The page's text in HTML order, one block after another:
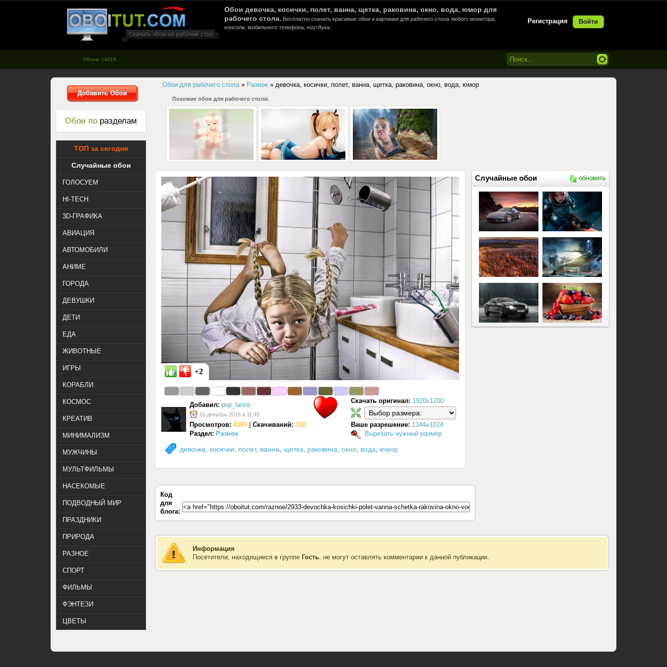
oboitut.com - Обои для рабочего
стола
Регистрация Войти
Обои девочка, косички, полет, ванна, щетка, раковина, окно, вода, юмор для
рабочего стола. Бесплатно скачать красивые обои и картинки для рабочего стола любого монитора,
консоли, мобильного телефона, ноутбука.
Обоев: 14018
Обои для рабочего стола» Разное » девочка, косички, полет, ванна, щетка, раковина, окно, вода, юмор
Похожие обои для рабочего стола:
девочка косички полет, ванна щетка раковина окно вода юмор
Добавил: pop_lanos
10 декабрь 2016 в 11:45
Просмотров: 4165 Скачиваний: 310
+2
Скачать оригинал: 1920x1200
Ваше разрешение: 1344x1024
Вырезать нужный размер
Раздел: Разное
Случайные обои обновить
Код
для
блога:
Информация
Посетители, находящиеся в группе Гость, не могут оставлять комментарии к данной публикации.
Добавить Обои
Обои по разделам
ТОП за сегодня
Случайные обои
ГОЛОСУЕМ
HI-TECH
3D-ГРАФИКА
АВИАЦИЯ
АВТОМОБИЛИ
АНИМЕ
ГОРОДА
ДЕВУШКИ
ДЕТИ
ЕДА
ЖИВОТНЫЕ
ИГРЫ
КОРАБЛИ
КОСМОС
КРЕАТИВ
МИНИМАЛИЗМ
МУЖЧИНЫ
МУЛЬТФИЛЬМЫ
НАСЕКОМЫЕ
ПОДВОДНЫЙ МИР
ПРАЗДНИКИ
ПРИРОДА
РАЗНОЕ
СПОРТ
ФИЛЬМЫ
ФЭНТЕЗИ
ЦВЕТЫ